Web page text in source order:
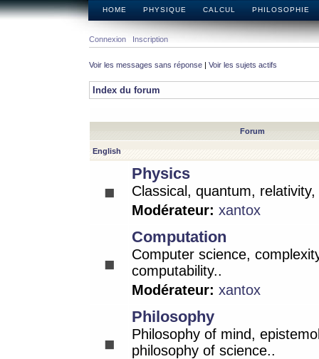
HOME PHYSIQUE CALCUL PHILOSOPHIE
Connexion Inscription
Voir les messages sans réponse | Voir les sujets actifs
Index du forum
Forum
English
Physics
Classical, quantum,
Modérateur: xantox
Computation
Computer science,
computability..
Modérateur: xantox
Philosophy
Philosophy of mind,
philosophy of science..